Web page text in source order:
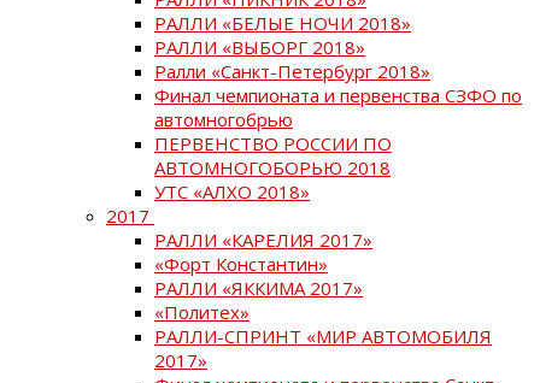
РАЛЛИ «БЕЛЫЕ НОЧИ 2018»
РАЛЛИ «ВЫБОРГ 2018»
Ралли «Санкт-Петербург 2018»
Финал чемпионата и первенства СЗФО по
автомногобрью
ПЕРВЕНСТВО РОССИИ ПО
АВТОМНОГОБОРЬЮ 2018
УТС «АЛХО 2018»
2017
РАЛЛИ «КАРЕЛИЯ 2017»
«Форт Константин»
РАЛЛИ «ЯККИМА 2017»
«Политех»
РАЛЛИ-СПРИНТ «МИР АВТОМОБИЛЯ
2017»